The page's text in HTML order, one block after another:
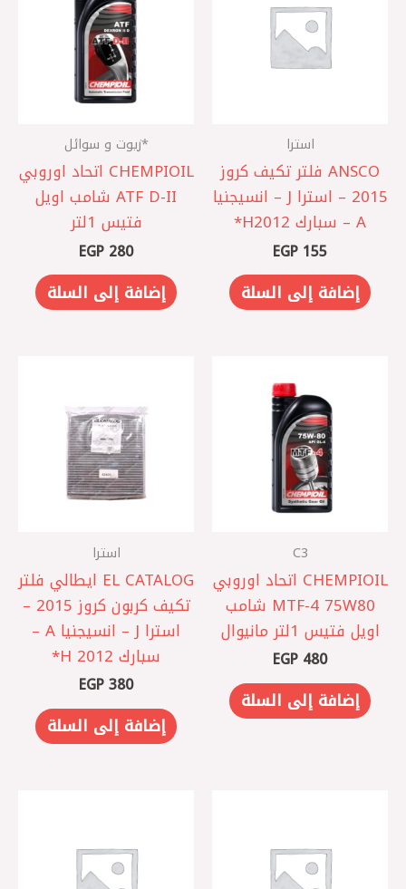
استرا
‏ANSCO فلتر تكيف كروز
2015 – استرا J – انسيجنيا
A – سبارك 2012 ‏H*
EGP 155
إضافة إلى السلة
*زيوت و سوائل
CHEMPIOIL اتحاد اوروبي
ATF D-II شامب اويل
فتيس 1لتر
EGP 280
إضافة إلى السلة
C3
CHEMPIOIL اتحاد اوروبي
MTF-4 75W80 شامب
اويل فتيس 1لتر مانيوال
EGP 480
إضافة إلى السلة
استرا
EL CATALOG ايطالي فلتر
تكيف كربون كروز 2015 –
استرا J – انسيجنيا A –
سبارك 2012 ‏H*
EGP380
إضافة إلى السلة